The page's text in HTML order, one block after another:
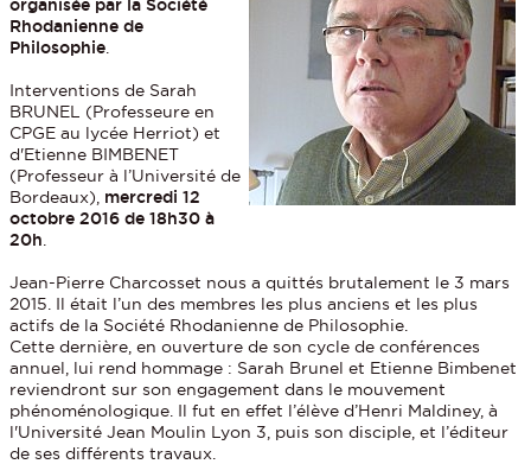
organisée par la Société
Rhodanienne de
Philosophie
Interventions de Sarah
BRUNEL (Professeure en
CPGE au lycée Herriot) et
d'Etienne BIMBENET
(Professeur à l’Université de
Bordeaux), mercredi 12
octobre 2016 de 18h30 à
20h
Jean-Pierre Charcosset nous a quittés brutalement le 3 mars
2015. Il était l’un des membres les plus anciens et les plus
actifs de la Société Rhodanienne de Philosophie.
Cette dernière, en ouverture de son cycle de conférences
annuel, lui rend hommage : Sarah Brunel et Etienne Bimbenet
reviendront sur son engagement dans le mouvement
phénoménologique. Il fut en effet l’élève d’Henri Maldiney, à
l'Université Jean Moulin Lyon 3, puis son disciple, et l’éditeur
de ses différents travaux.